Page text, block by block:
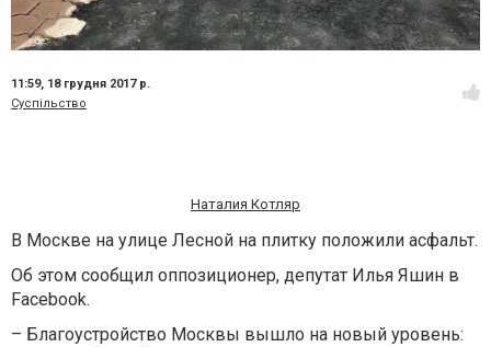
11:59, 18 грудня 2017 р.
Суспільство
Наталия Котляр
В Москве на улице Лесной на плитку положили асфальт.
Об этом сообщил оппозиционер, депутат Илья Яшин в
Facebook.
– Благоустройство Москвы вышло на новый уровень: